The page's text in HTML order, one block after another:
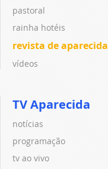
pastoral
rainha hotéis
revista de aparecida
vídeos
TV Aparecida
notícias
programação
tv ao vivo